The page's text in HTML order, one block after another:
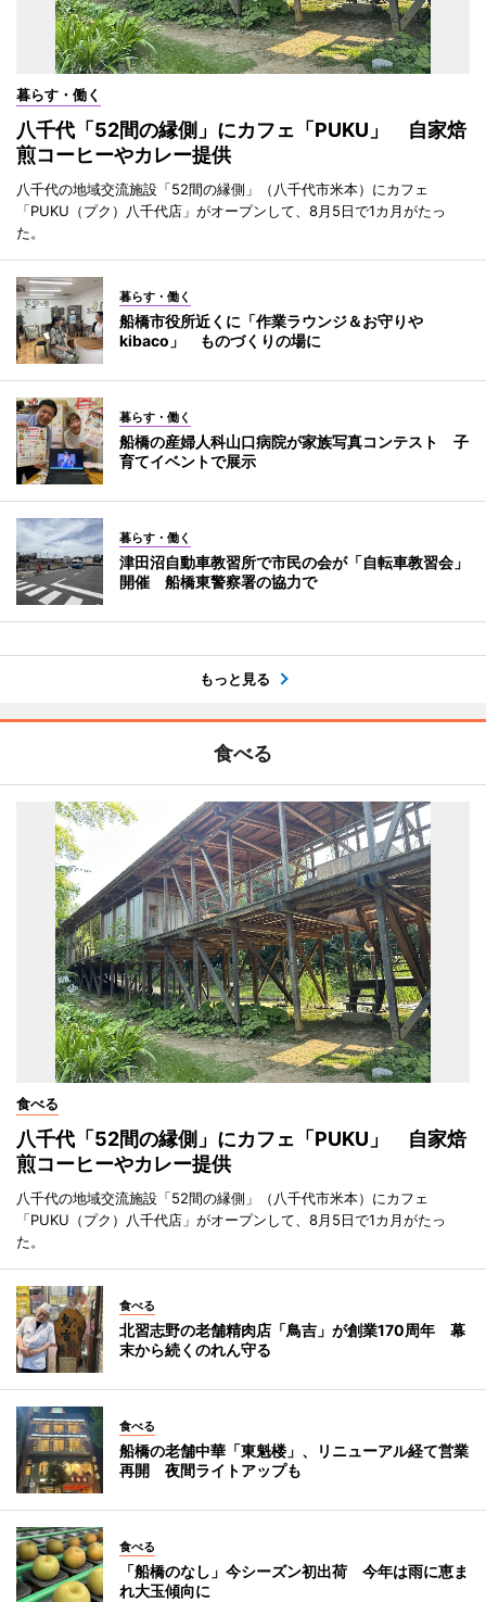
暮らす・働く
八千代「52間の縁側」にカフェ「PUKU」 自家焙
煎コーヒーやカレー提供
八千代の地域交流施設「52間の縁側」（八千代市米本）にカフェ
「PUKU（プク）八千代店」がオープンして、8月5日で1カ月がたっ
た。
暮らす・働く
船橋市役所近くに「作業ラウンジ＆お守りや
kibaco」 ものづくりの場に
暮らす・働く
船橋の産婦人科山口病院が家族写真コンテスト 子
育てイベントで展示
暮らす・働く
津田沼自動車教習所で市民の会が「自転車教習会」
開催 船橋東警察署の協力で
もっと見る
食べる
食べる
八千代「52間の縁側」にカフェ「PUKU」 自家焙
煎コーヒーやカレー提供
八千代の地域交流施設「52間の縁側」（八千代市米本）にカフェ
「PUKU（プク）八千代店」がオープンして、8月5日で1カ月がたっ
た。
食べる
北習志野の老舗精肉店「鳥吉」が創業170周年 幕
末から続くのれん守る
食べる
船橋の老舗中華「東魁楼」、リニューアル経て営業
再開 夜間ライトアップも
食べる
「船橋のなし」今シーズン初出荷 今年は雨に恵ま
れ大玉傾向に